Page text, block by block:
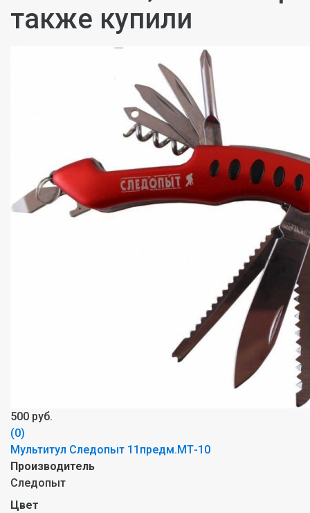
также купили
500 руб.
(0)
Мультитул Следопыт 11предм.МТ-10
Производитель
Следопыт
Цвет